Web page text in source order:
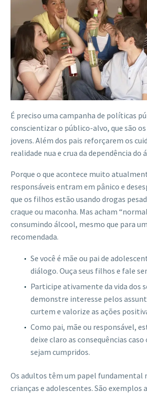
É preciso uma campanha de políticas
conscientizar o público-alvo, que são
jovens. Além dos pais reforçarem os
realidade nua e crua da dependência do
Porque o que acontece muito
responsáveis entram em pânico e
que os filhos estão usando drogas
craque ou maconha. Mas acham
consumindo álcool, mesmo que para
recomendada.
Se você é mãe ou pai de
diálogo. Ouça seus filhos e fale
Participe ativamente da vida dos
demonstre interesse pelos
curtem e valorize as ações
Como pai, mãe ou responsável,
deixe claro as consequências
sejam cumpridos.
Os adultos têm um papel fundamental
crianças e adolescentes. São exemplos